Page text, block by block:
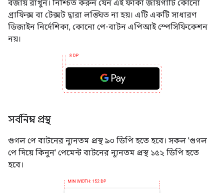
বজায় রাখুন। নিশ্চিত করুন যেন এই ফাঁকা জায়গাটি কোনো
গ্রাফিক্স বা টেক্সট দ্বারা লঙ্ঘিত না হয়। এটি একটি সাধারণ
ডিজাইন নির্দেশিকা, কোনো পে-বাটন এপিআই স্পেসিফিকেশন
নয়।
সর্বনিম্ন প্রস্থ
গুগল পে বাটনের ন্যূনতম প্রস্থ ৯০ ডিপি হতে হবে। সকল 'গুগল
পে দিয়ে কিনুন' পেমেন্ট বাটনের ন্যূনতম প্রস্থ ১৫২ ডিপি হতে
হবে।